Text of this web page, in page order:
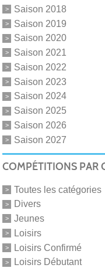
Saison 2018
Saison 2019
Saison 2020
Saison 2021
Saison 2022
Saison 2023
Saison 2024
Saison 2025
Saison 2026
Saison 2027
COMPÉTITIONS PAR
Toutes les catégories
Divers
Jeunes
Loisirs
Loisirs Confirmé
Loisirs Débutant